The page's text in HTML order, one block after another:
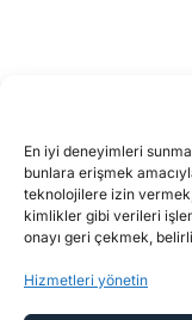
En iyi deneyimleri
bunlara erişmek
teknolojilere izin
kimlikler gibi verileri
onayı geri çekmek,
Hizmetleri yönetin